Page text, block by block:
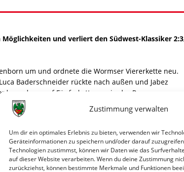
Zustimmung verwalten
Um dir ein optimales Erlebnis zu bieten, verwenden wir
Geräteinformationen zu speichern und/oder darauf
Technologien zustimmst, können wir Daten wie das
auf dieser Website verarbeiten. Wenn du deine Zustimmung
zurückziehst, können bestimmte Merkmale und Funktionen
und verliert den Südwest-Klassiker
um und ordnete die Wormser Viererkette neu.
Baderschneider rückte nach außen und Jabez
dann auf Fünferkette um, in der Pause
TuS Koblenz hatte zwar weiter die
dennoch zu schwer. Die TuS feierte im
zwar angesichts 30 bestellter Pizzen gut